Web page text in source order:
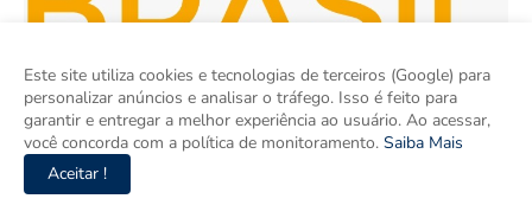
Este site utiliza cookies e tecnologias de terceiros (Google) para
personalizar anúncios e analisar o tráfego. Isso é feito para
garantir e entregar a melhor experiência ao usuário. Ao acessar,
você concorda com a política de monitoramento. Saiba Mais
Aceitar !